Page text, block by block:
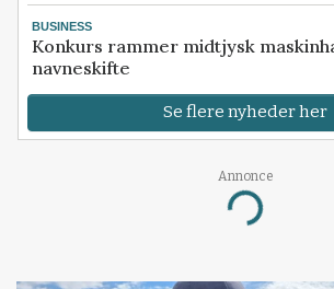
BUSINESS
Konkurs rammer midtjysk
navneskifte
Se flere nyheder her
Annonce
Loading...